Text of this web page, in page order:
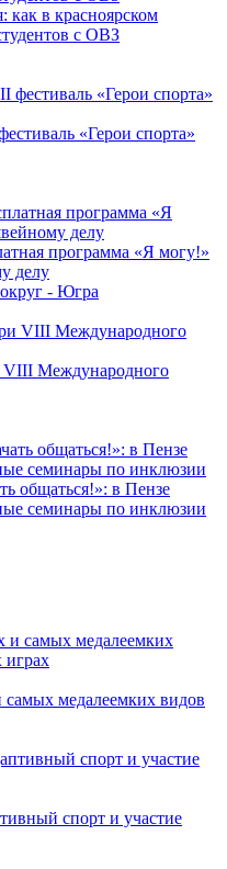
как в красноярском
с ОВЗ
«Герои спорта»
программа «Я могу!»
делу
- Югра
VIII Международного
общаться!»: в Пензе
семинары по инклюзии
медалеемких видов
спорт и участие